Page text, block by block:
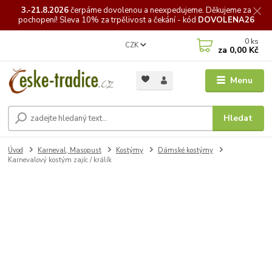
3.-21.8.2026čerpámedovolenou a neexpedujeme. Děkujeme za
pochopení! Sleva 10% za trpělivost a čekání - kód DOVOLENA26
Menu
CZK
Hledat
0 ks
za 0,00 Kč
Úvod Karneval, Masopust Kostýmy
Dámské kostýmy
Karnevalový kostým zajíc / králík